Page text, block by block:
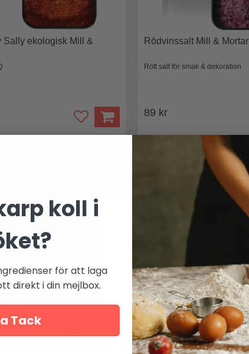
orsakade av defekta enheter eller
och uppnådde resultatet: PPE-
Sally ekologisk Mill & Rödvinssalt Mill & Mortar
Rött salt för smak & dekoration
89 kr
Rökspån av äpple
koll i
för att laga
direkt i din mejlbox.
Tack